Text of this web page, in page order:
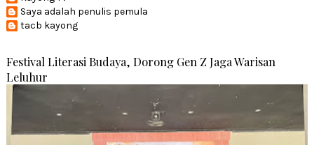
Saya adalah penulis pemula
tacb kayong
Festival Literasi Budaya, Dorong Gen Z Jaga Warisan
Leluhur